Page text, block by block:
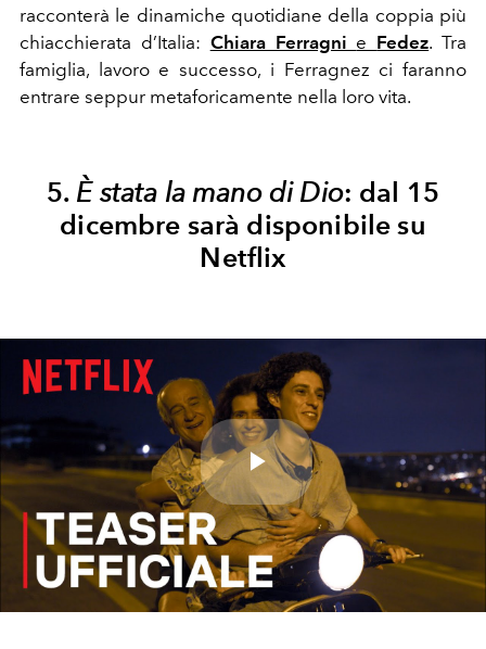
racconterà le dinamiche quotidiane della coppia più
chiacchierata d’Italia: Chiara Ferragni e Fedez. Tra
famiglia, lavoro e successo, i Ferragnez ci faranno
entrare seppur metaforicamente nella loro vita.
5. È stata la mano di Dio: dal 15
dicembre sarà disponibile su
Netflix
Play
Video